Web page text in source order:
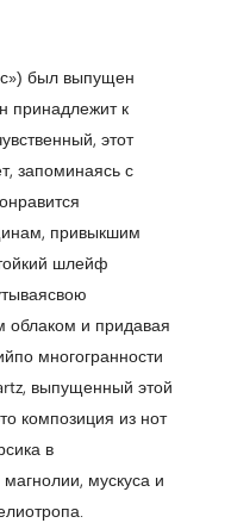
был выпущен
принадлежит к
этот
запоминаясь с
привыкшим
шлейф
облаком и придавая
многогранности
выпущенный этой
композиция из нот
в
мускуса и